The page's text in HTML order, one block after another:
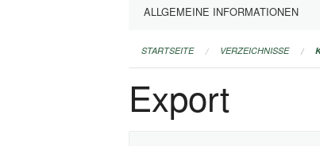
ALLGEMEINE INFORMATIONEN
STARTSEITE VERZEICHNISSE
Export